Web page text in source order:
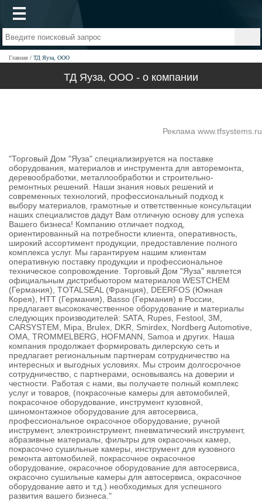
Главная ТД Яуза, ООО
ТД Яуза, ООО - о компании
Реклама www.tfsystems.ru
"Торговый Дом "Яуза" специализируется на поставке
оборудования, материалов и инструмента для авторемонта,
деревообработки, металлообработки и строительно-
ремонтных решений. Наши знания новых решений и
современных технологий, профессиональный подход к
выбору материалов, грамотные и ответственные консультации
наших специалистов дадут Вам отличную основу для успеха
Вашего бизнеса! Компанию отличает подход,
ориентированный на потребности клиента, оперативность,
широкий ассортимент продукции, предоставление полного
комплекса услуг. Мы гарантируем нашим клиентам
оперативную поставку продукции и профессиональное
техническое сопровождение. Торговый Дом "Яуза" является
официальным дистрибьютором материалов WESTCHEM
(Германия), TOTALSEAL (Франция), DEERFOS (Южная
Корея), HTT (Германия), Basso (Германия) в России,
предлагает высококачественное оборудование и материалы
следующих производителей: SATA, Rupes, Festool, 3M,
CARSYSTEM, Mipa, Brulex, DKR, Smirdex, Nordberg Automotive,
OMA, TROMMELBERG, HOFMANN, Samoa и других. Наша
компания продолжает формировать дилерскую сеть и
предлагает региональным партнерам сотрудничество на
интересных и выгодных условиях. Мы строим долгосрочное
сотрудничество, с партнерами, основываясь на доверии и
честности. Работая с нами, вы получаете полный комплекс
услуг и товаров, (покрасочные камеры для автомобилей,
покрасочное оборудование, инструмент кузовной,
шиномонтажное оборудование для автосервиса,
профессиональное окрасочное оборудование, ручной
инструмент, электроинструмент, пневматический инструмент,
абразивные материалы, фильтры для окрасочных камер,
покрасочно сушильные камеры, инструмент для кузовного
ремонта автомобилей, покрасочное окрасочное
оборудование, окрасочное оборудование для автосервиса,
окрасочно сушильные камеры для автосервиса, окрасочное
оборудование авто и т.д.) необходимых для успешного
развития вашего бизнеса."